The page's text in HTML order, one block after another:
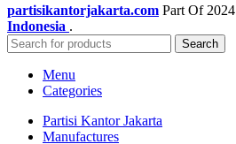
partisikantorjakarta.com Part Of 2024
Indonesia .
Search
Menu
Categories
Partisi Kantor Jakarta
Manufactures